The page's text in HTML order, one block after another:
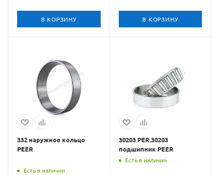
В КОРЗИНУ В КОРЗИНУ
332 наружное кольцо
PEER
Есть в наличии
30203 PER.30203
подшипник PEER
Есть в наличии